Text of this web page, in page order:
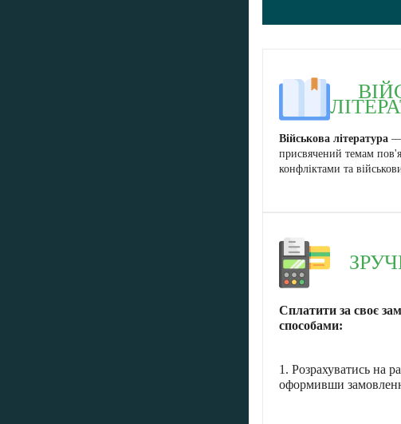
Військова література —
присвячений темам
конфліктами та
Сплатити за своє
способами:
1. Розрахуватись на
оформивши